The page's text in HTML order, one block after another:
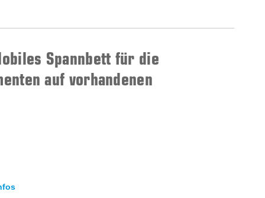
Spannbett für die
auf vorhandenen